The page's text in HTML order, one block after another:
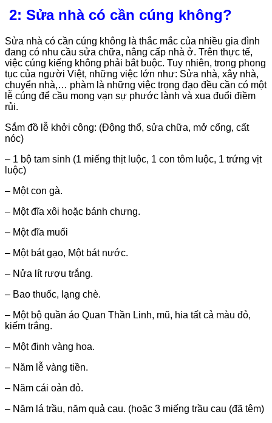
2: Sửa nhà có cần cúng không?
Sửa nhà có cần cúng không là thắc mắc của nhiều gia đình
đang có nhu cầu sửa chữa, nâng cấp nhà ở. Trên thực tế,
việc cúng kiếng không phải bắt buộc. Tuy nhiên, trong phong
tục của người Việt, những việc lớn như: Sửa nhà, xây nhà,
chuyển nhà,… phàm là những việc trọng đạo đều cần có một
lễ cúng để cầu mong vạn sự phước lành và xua đuổi điềm
rủi.
Sắm đồ lễ khởi công: (Động thổ, sửa chữa, mở cổng, cất
nóc)
– 1 bộ tam sinh (1 miếng thịt luộc, 1 con tôm luộc, 1 trứng vịt
luộc)
– Một con gà.
– Một đĩa xôi hoặc bánh chưng.
– Một đĩa muối
– Một bát gạo, Một bát nước.
– Nửa lít rượu trắng.
– Bao thuốc, lạng chè.
– Một bộ quần áo Quan Thần Linh, mũ, hia tất cả màu đỏ,
kiếm trắng.
– Một đinh vàng hoa.
– Năm lễ vàng tiền.
– Năm cái oản đỏ.
– Năm lá trầu, năm quả cau. (hoặc 3 miếng trầu cau (đã têm)